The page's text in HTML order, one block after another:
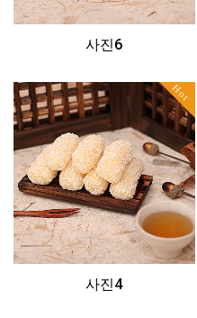
사진6
Hot
사진4